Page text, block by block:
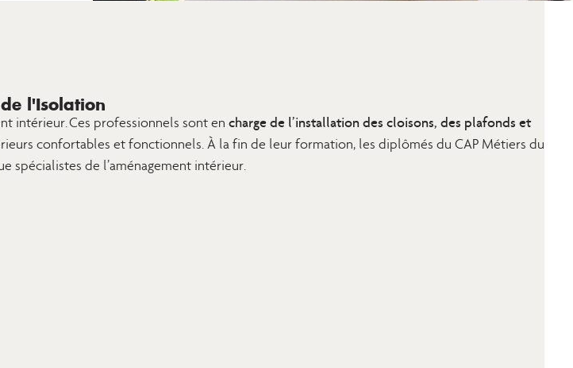
l'Isolation
intérieur. Ces professionnels sont en charge de l’installation des cloisons, des plafonds et
confortables et fonctionnels. À la fin de leur formation, les diplômés du CAP Métiers du
spécialistes de l’aménagement intérieur.